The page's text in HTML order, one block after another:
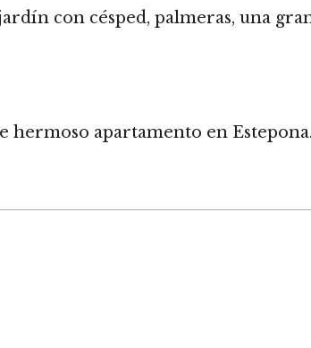
con césped, palmeras, una
apartamento en Estepona.